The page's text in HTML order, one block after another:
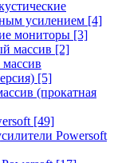
усилением [4]
мониторы [3]
массив [2]
[5]
(прокатная
[49]
Powersoft